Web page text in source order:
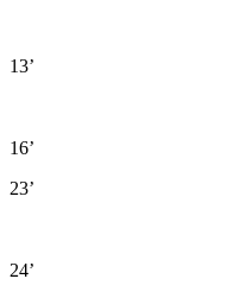
13’
16’
23’
24’